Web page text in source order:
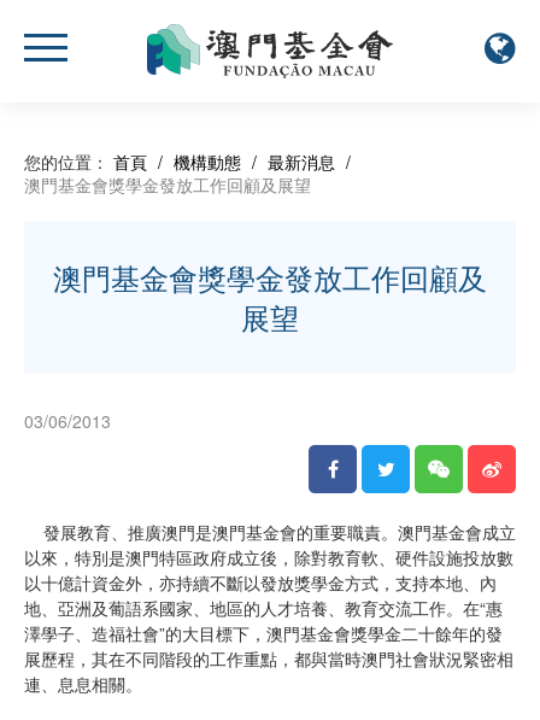
您的位置： 首頁 / 機構動態 / 最新消息 /
澳門基金會獎學金發放工作回顧及展望
澳門基金會獎學金發放工作回顧及
展望
03/06/2013
發展教育、推廣澳門是澳門基金會的重要職責。澳門基金會成立
以來，特別是澳門特區政府成立後，除對教育軟、硬件設施投放數
以十億計資金外，亦持續不斷以發放獎學金方式，支持本地、內
地、亞洲及葡語系國家、地區的人才培養、教育交流工作。在“惠
澤學子、造福社會”的大目標下，澳門基金會獎學金二十餘年的發
展歷程，其在不同階段的工作重點，都與當時澳門社會狀況緊密相
連、息息相關。